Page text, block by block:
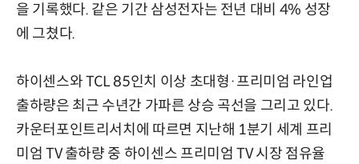
을 기록했다. 같은 기간 삼성전자는 전년 대비 4% 성장
에 그쳤다.
하이센스와 TCL 85인치 이상 초대형·프리미엄 라인업
출하량은 최근 수년간 가파른 상승 곡선을 그리고 있다.
카운터포인트리서치에 따르면 지난해 1분기 세계 프리
미엄 TV 출하량 중 하이센스 프리미엄 TV 시장 점유율